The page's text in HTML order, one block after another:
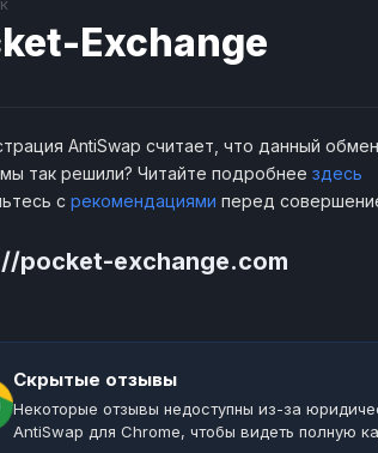
Exchange
AntiSwap считает, что данный
так решили? Читайте подробнее здесь
с рекомендациями перед
pocket-exchange.com
Скрытые отзывы
Некоторые отзывы недоступны из-за
AntiSwap для Chrome, чтобы видеть полную